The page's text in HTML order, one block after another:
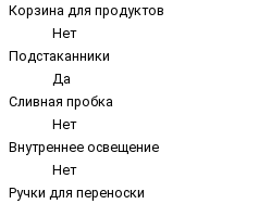
Корзина для продуктов
Нет
Подстаканники
Да
Сливная пробка
Нет
Внутреннее освещение
Нет
Ручки для переноски